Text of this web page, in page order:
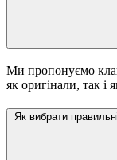
Ми пропонуємо
як оригінали, так і
Як вибрати